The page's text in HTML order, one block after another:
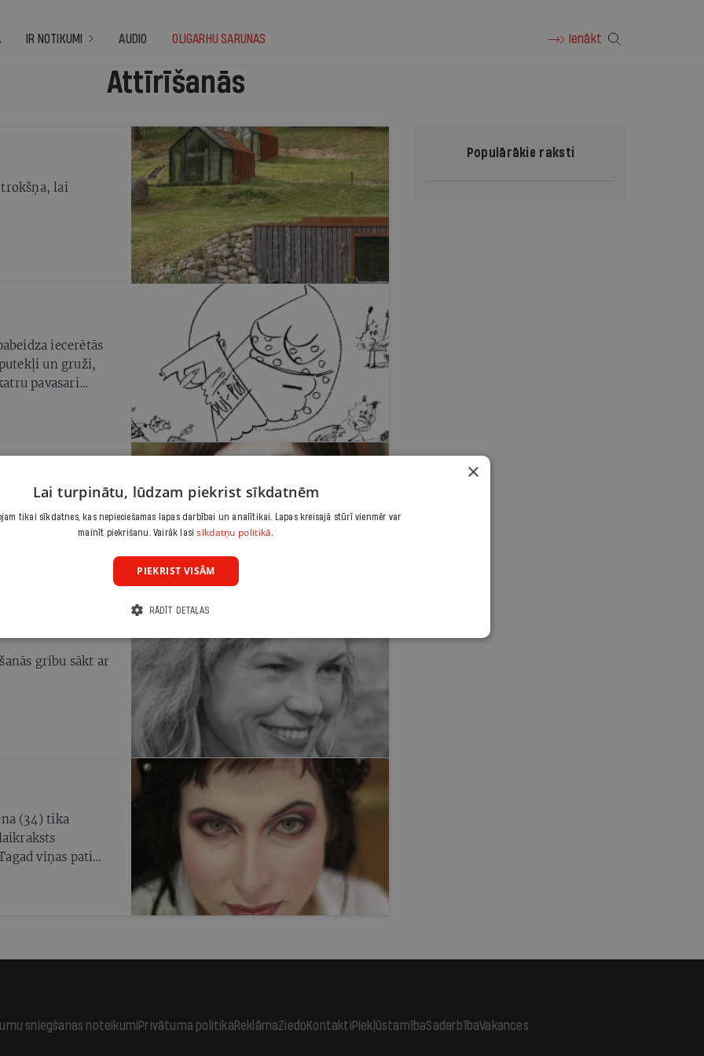
IR NOTIKUMI AUDIO OLIGARHU SARUNAS Ienākt
Attīrīšanās
trokšņa, lai
iecerētās
un gruži,
pavasari
vien
gribu sākt ar
(34) tika
viņas pati
Populārākie raksti
sniegšanas noteikumiPrivātuma politikaReklāmaZiedoKontaktiPiekļūstamībaSadarbībaVakances
×
Lai turpinātu, lūdzam piekrist sīkdatnēm
tikai sīkdatnes, kas nepieciešamas lapas darbībai un analītikai. Lapas kreisajā stūrī vienmēr var
mainīt piekrišanu. Vairāk lasisīkdatņu politikā.
PIEKRIST VISĀM
RĀDĪT DETAĻAS